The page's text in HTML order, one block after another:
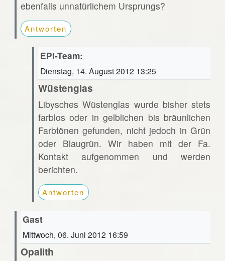
ebenfalls unnatürlichem Ursprungs?
Antworten
EPI-Team:
Dienstag, 14. August 2012 13:25
Wüstenglas
Libysches Wüstenglas wurde bisher stets
farblos oder in gelblichen bis bräunlichen
Farbtönen gefunden, nicht jedoch in Grün
oder Blaugrün. Wir haben mit der Fa.
Kontakt aufgenommen und werden
berichten.
Antworten
Gast
Mittwoch, 06. Juni 2012 16:59
Opalith